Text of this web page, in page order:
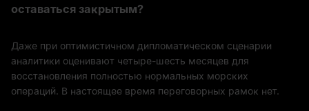
оставаться закрытым?
Даже при оптимистичном дипломатическом сценарии
аналитики оценивают четыре-шесть месяцев для
восстановления полностью нормальных морских
операций. В настоящее время переговорных рамок нет.